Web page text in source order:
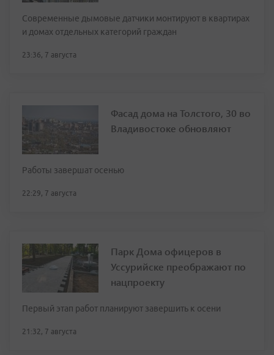
Современные дымовые датчики монтируют в квартирах
и домах отдельных категорий граждан
23:36, 7 августа
Фасад дома на Толстого, 30 во
Владивостоке обновляют
Работы завершат осенью
22:29, 7 августа
Парк Дома офицеров в
Уссурийске преображают по
нацпроекту
Первый этап работ планируют завершить к осени
21:32, 7 августа